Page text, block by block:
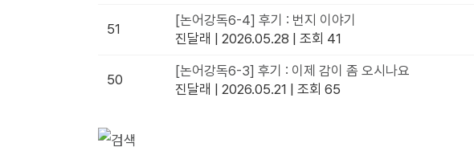
51
[논어강독6-4] 후기 : 번지 이야기
진달래
2026.05.28 조회 41
50
[논어강독6-3] 후기 : 이제 감이 좀 오시나요
진달래
2026.05.21 조회 65